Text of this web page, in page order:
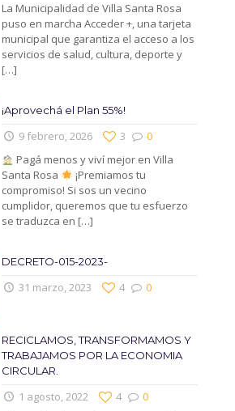
La Municipalidad de Villa Santa Rosa
puso en marcha Acceder +, una tarjeta
municipal que garantiza el acceso a los
servicios de salud, cultura, deporte y
[…]
¡Aprovechá el Plan 55%!
9 febrero, 2026 0
3
Pagá menos y viví mejor en Villa
Santa Rosa
¡Premiamos tu
compromiso! Si sos un vecino
cumplidor, queremos que tu esfuerzo
se traduzca en […]
DECRETO-015-2023-
31 marzo, 2023 0
4
RECICLAMOS, TRANSFORMAMOS Y
TRABAJAMOS POR LA ECONOMIA
CIRCULAR.
1 agosto, 2022 0
4